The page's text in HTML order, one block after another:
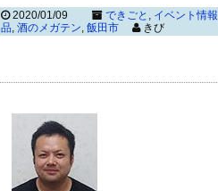
2020/01/09 できごと , イベント情報
品, 酒のメガテン, 飯田市 きび